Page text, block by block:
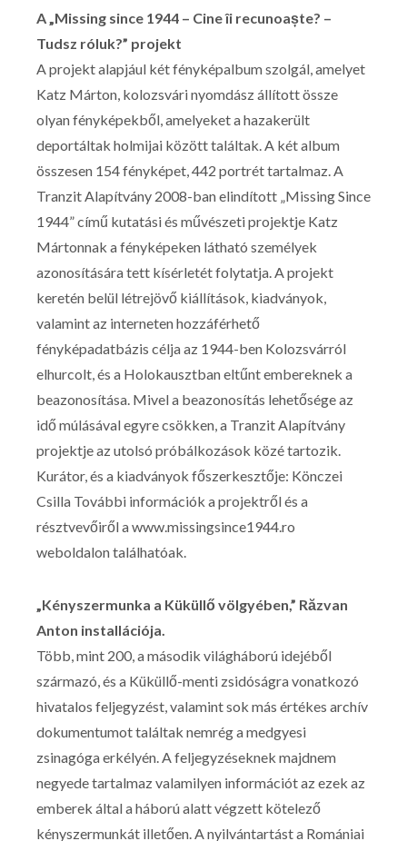
A „Missing since 1944 – Cine îi recunoaște? –
Tudsz róluk?” projekt
A projekt alapjául két fényképalbum szolgál, amelyet
Katz Márton, kolozsvári nyomdász állított össze
olyan fényképekből, amelyeket a hazakerült
deportáltak holmijai között találtak. A két album
összesen 154 fényképet, 442 portrét tartalmaz. A
Tranzit Alapítvány 2008-ban elindított „Missing Since
1944” című kutatási és művészeti projektje Katz
Mártonnak a fényképeken látható személyek
azonosítására tett kísérletét folytatja. A projekt
keretén belül létrejövő kiállítások, kiadványok,
valamint az interneten hozzáférhető
fényképadatbázis célja az 1944-ben Kolozsvárról
elhurcolt, és a Holokausztban eltűnt embereknek a
beazonosítása. Mivel a beazonosítás lehetősége az
idő múlásával egyre csökken, a Tranzit Alapítvány
projektje az utolsó próbálkozások közé tartozik.
Kurátor, és a kiadványok főszerkesztője: Könczei
Csilla További információk a projektről és a
résztvevőiről a www.missingsince1944.ro
weboldalon találhatóak.
„Kényszermunka a Küküllő völgyében,” Răzvan
Anton installációja.
Több, mint 200, a második világháború idejéből
származó, és a Küküllő-menti zsidóságra vonatkozó
hivatalos feljegyzést, valamint sok más értékes archív
dokumentumot találtak nemrég a medgyesi
zsinagóga erkélyén. A feljegyzéseknek majdnem
negyede tartalmaz valamilyen információt az ezek az
emberek által a háború alatt végzett kötelező
kényszermunkát illetően. A nyilvántartást a Romániai